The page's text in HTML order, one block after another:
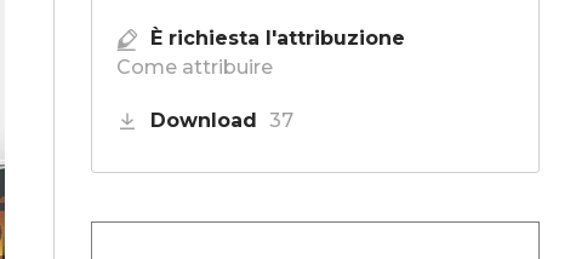
È richiesta l'attribuzione
Come attribuire
Download 37